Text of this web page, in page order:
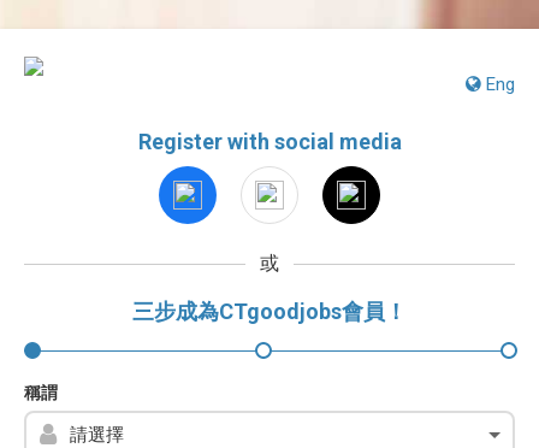
Eng
Register with social media
或
三步成為CTgoodjobs會員！
稱謂